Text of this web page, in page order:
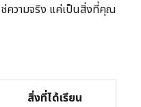
ช่ความจริง แค่เป็นสิ่งที่คุณ
สิ่งที่ได้เรียน